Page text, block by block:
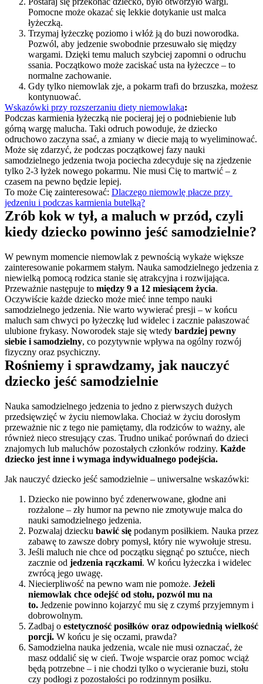
Pomocne może okazać się lekkie dotykanie ust malca
łyżeczką.
Trzymaj łyżeczkę poziomo i włóż ją do buzi noworodka.
Pozwól, aby jedzenie swobodnie przesuwało się między
wargami. Dzięki temu maluch szybciej zapomni o odruchu
ssania. Początkowo może zaciskać usta na łyżeczce – to
normalne zachowanie.
Gdy tylko niemowlak zje, a pokarm trafi do brzuszka, możesz
kontynuować.
Wskazówki przy rozszerzaniu diety niemowlaka:
Podczas karmienia łyżeczką nie pocieraj jej o podniebienie lub
górną wargę malucha. Taki odruch powoduje, że dziecko
odruchowo zaczyna ssać, a zmiany w diecie mają to wyeliminować.
Może się zdarzyć, że podczas początkowej fazy nauki
samodzielnego jedzenia twoja pociecha zdecyduje się na zjedzenie
tylko 2-3 łyżek nowego pokarmu. Nie musi Cię to martwić – z
czasem na pewno będzie lepiej.
To może Cię zainteresować: Dlaczego niemowlę płacze przy
jedzeniu i podczas karmienia butelką?
Zrób kok w tył, a maluch w przód, czyli
kiedy dziecko powinno jeść samodzielnie?
W pewnym momencie niemowlak z pewnością wykaże większe
zainteresowanie pokarmem stałym. Nauka samodzielnego jedzenia z
niewielką pomocą rodzica stanie się atrakcyjna i rozwijająca.
Przeważnie następuje to między 9 a 12 miesiącem życia.
Oczywiście każde dziecko może mieć inne tempo nauki
samodzielnego jedzenia. Nie warto wywierać presji – w końcu
maluch sam chwyci po łyżeczkę lud widelec i zacznie pałaszować
ulubione frykasy. Noworodek staje się wtedy bardziej pewny
siebie i samodzielny, co pozytywnie wpływa na ogólny rozwój
fizyczny oraz psychiczny.
Rośniemy i sprawdzamy, jak nauczyć
dziecko jeść samodzielnie
Nauka samodzielnego jedzenia to jedno z pierwszych dużych
przedsięwzięć w życiu niemowlaka. Chociaż w życiu dorosłym
przeważnie nic z tego nie pamiętamy, dla rodziców to ważny, ale
również nieco stresujący czas. Trudno unikać porównań do dzieci
znajomych lub maluchów pozostałych członków rodziny. Każde
dziecko jest inne i wymaga indywidualnego podejścia.
Jak nauczyć dziecko jeść samodzielnie – uniwersalne wskazówki:
Dziecko nie powinno być zdenerwowane, głodne ani
rozżalone – zły humor na pewno nie zmotywuje malca do
nauki samodzielnego jedzenia.
Pozwalaj dziecku bawić się podanym posiłkiem. Nauka przez
zabawę to zawsze dobry pomysł, który nie wywołuje stresu.
Jeśli maluch nie chce od początku sięgnąć po sztućce, niech
zacznie od jedzenia rączkami. W końcu łyżeczka i widelec
zwrócą jego uwagę.
Niecierpliwość na pewno wam nie pomoże. Jeżeli
niemowlak chce odejść od stołu, pozwól mu na
to. Jedzenie powinno kojarzyć mu się z czymś przyjemnym i
dobrowolnym.
Zadbaj o estetyczność posiłków oraz odpowiednią wielkość
porcji. W końcu je się oczami, prawda?
Samodzielna nauka jedzenia, wcale nie musi oznaczać, że
masz oddalić się w cień. Twoje wsparcie oraz pomoc wciąż
będą potrzebne – i nie chodzi tylko o wycieranie buzi, stołu
czy podłogi z pozostałości po rodzinnym posiłku.